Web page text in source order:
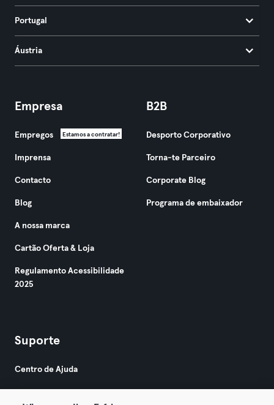
Portugal
Áustria
Empresa
Empregos Estamos a contratar!
Imprensa
Contacto
Blog
A nossa marca
Cartão Oferta & Loja
Regulamento Acessibilidade
2025
B2B
Desporto Corporativo
Torna-te Parceiro
Corporate Blog
Programa de embaixador
Suporte
Centro de Ajuda